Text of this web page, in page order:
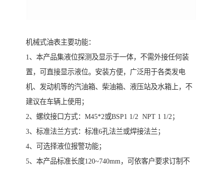
机械式油表主要功能：
1、本产品集液位探测及显示于一体，不需外接任何装
置，可直接显示液位。安装方便，广泛用于各类发电
机、发动机等的汽油箱、柴油箱、液压站及水箱上，不
建议在车辆上使用；
2、螺纹接口方式：M45*2或BSP1 1/2 NPT 1 1/2；
3、标准法兰方式：标准6孔法兰或焊接法兰；
4、可选择液位报警功能；
5、本产品标准长度120~740mm，可依客户要求订制不